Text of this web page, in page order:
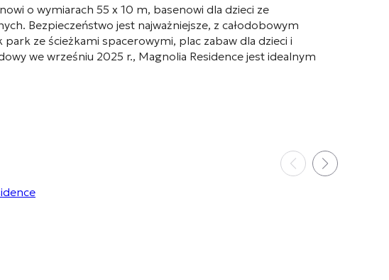
o wymiarach 55 x 10 m, basenowi dla dzieci ze
Bezpieczeństwo jest najważniejsze, z całodobowym
ze ścieżkami spacerowymi, plac zabaw dla dzieci i
we wrześniu 2025 r., Magnolia Residence jest idealnym